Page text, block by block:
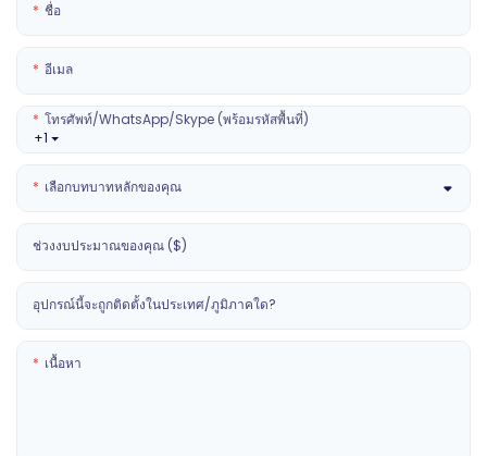
ชื่อ
อีเมล
+1
โทรศัพท์/WhatsApp/Skype (พร้อมรหัสพื้นที่)
เลือกบทบาทหลักของคุณ
ช่วงงบประมาณของคุณ ($)
อุปกรณ์นี้จะถูกติดตั้งในประเทศ/ภูมิภาคใด?
เนื้อหา